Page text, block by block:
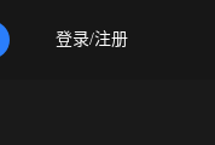
登录/注册